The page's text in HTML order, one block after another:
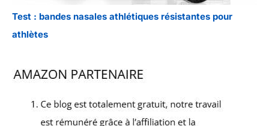
Test : bandes nasales athlétiques résistantes pour
athlètes